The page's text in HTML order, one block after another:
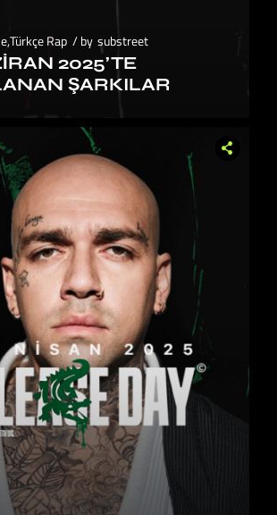
,Türkçe Rap by substreet
2025’TE
ŞARKILAR